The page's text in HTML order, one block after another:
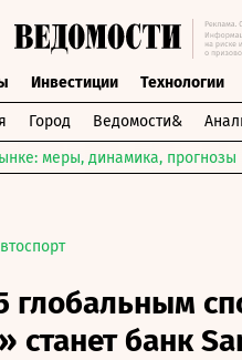
Инвестиции Технологии
Город Ведомости&
меры, динамика, прогнозы
глобальным
банк